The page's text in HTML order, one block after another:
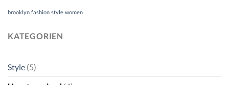
brooklyn fashion style women
KATEGORIEN
Style (5)